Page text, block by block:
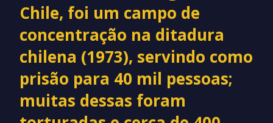
Chile, foi um campo de
concentração na ditadura
chilena (1973), servindo como
prisão para 40 mil pessoas;
muitas dessas foram